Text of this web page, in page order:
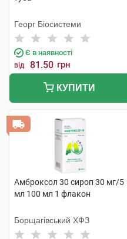
Георг Біосистеми
Є в наявності
від 81.50 грн
КУПИТИ
Амброксол 30 сироп 30 мг/5
мл 100 мл 1 флакон
Борщагівський ХФЗ